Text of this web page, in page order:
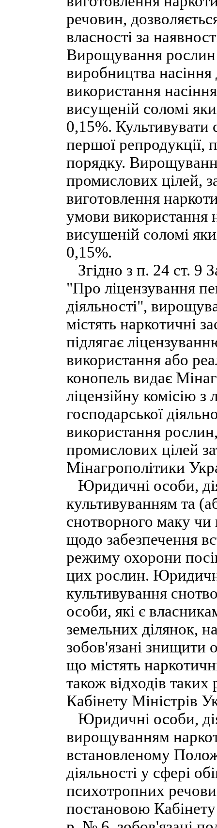
речовин,
власності за
Вирощування
виробництва
використання
висущеній соломі
0,15%.
першої репродукції,
порядку.
промислових цілей,
виготовлення
умови використання
висушеній соломі
0,15%.
Згідно з п. 24 ст. 9
"Про ліцензування
діяльності",
містять наркотичні
підлягає
використання або
конопель видає
ліцензійну комісію
господарської
використання
промислових цілей
Мінагрополітики
Юридичні особи,
культивуванням та
снотворного маку чи
щодо забезпечення
режиму охорони
цих рослин.
культивування
особи, які є
земельних ділянок,
зобов'язані знищити
що містять
також відходів
Кабінету Міністрів
Юридичні особи,
вирощуванням
встановленому
діяльності у сфері
психотропних
постановою Кабінету